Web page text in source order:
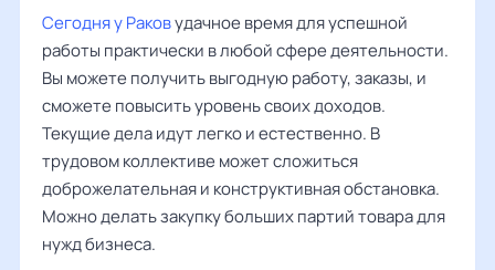
Сегодня у Раковудачное время для успешной
работы практически в любой сфере деятельности.
Вы можете получить выгодную работу, заказы, и
сможете повысить уровень своих доходов.
Текущие дела идут легко и естественно. В
трудовом коллективе может сложиться
доброжелательная и конструктивная обстановка.
Можно делать закупку больших партий товара для
нужд бизнеса.